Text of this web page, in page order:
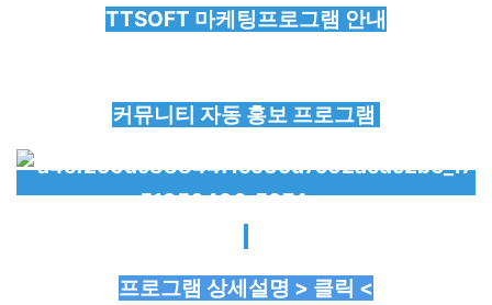
TTSOFT 마케팅프로그램 안내
커뮤니티 자동 홍보 프로그램
프로그램 상세설명 > 클릭 <